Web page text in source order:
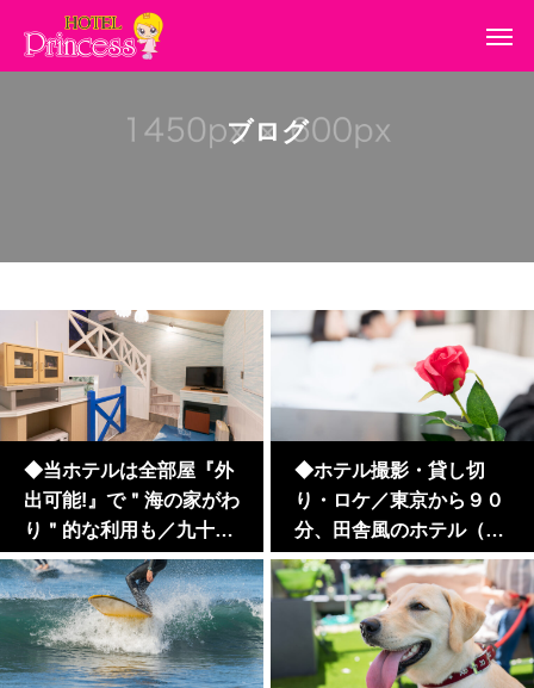
ブログ
◆当ホテルは全部屋『外
出可能!』で＂海の家がわ
り＂的な利用も／九十九
里浜（匝瑳市・旭市・蓮
沼）
◆ホテル撮影・貸し切
り・ロケ／東京から９０
分、田舎風のホテル（千
葉・匝瑳市・旭市）ラブ
ホテル？レジャーホテル
での撮影・ロケ